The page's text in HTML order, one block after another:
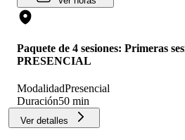
Paquete de 4 sesiones: Primeras
PRESENCIAL
ModalidadPresencial
Duración50 min
Ver detalles